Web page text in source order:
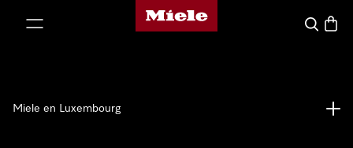
Page d'accueil de Miele
Panier
Miele en Luxembourg